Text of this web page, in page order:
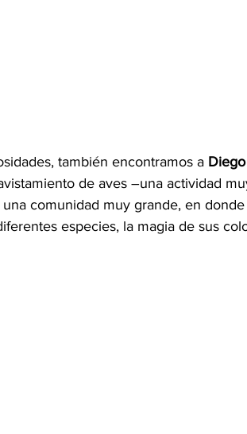
también encontramos a
de aves ―una actividad
comunidad muy grande, en
especies, la magia de sus